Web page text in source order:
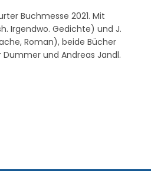
Buchmesse 2021. Mit
Irgendwo. Gedichte) und J.
Roman), beide Bücher
und Andreas Jandl.